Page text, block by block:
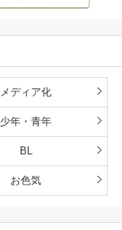
（分冊版）
メディア化
少年・青年
BL
お色気